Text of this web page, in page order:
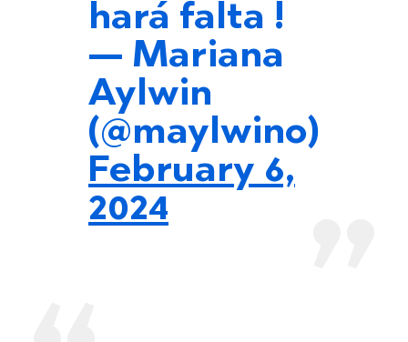
hará falta !
— Mariana
Aylwin
(@maylwino)
February 6,
2024